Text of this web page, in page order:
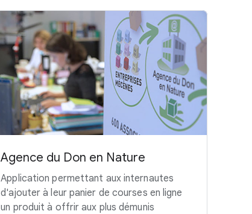
Agence du Don en Nature
Application permettant aux internautes
d'ajouter à leur panier de courses en ligne
un produit à offrir aux plus démunis